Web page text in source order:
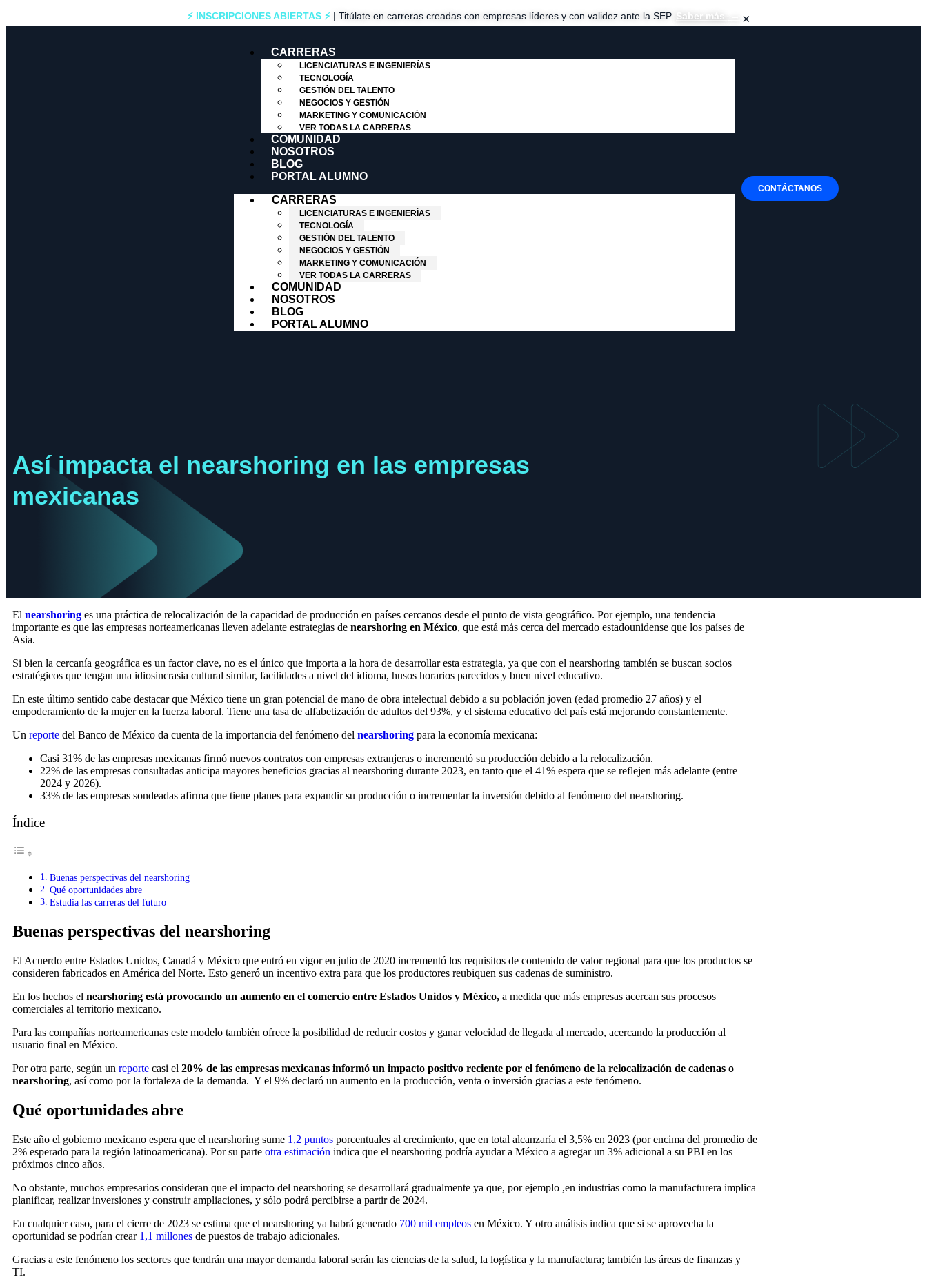
⚡ INSCRIPCIONES ABIERTAS ⚡ | Titúlate en carreras creadas con empresas líderes y con validez ante la SEP. Saber más ×
CARRERAS
LICENCIATURAS E INGENIERÍAS
TECNOLOGÍA
GESTIÓN DEL TALENTO
NEGOCIOS Y GESTIÓN
MARKETING Y COMUNICACIÓN
VER TODAS LA CARRERAS
COMUNIDAD
NOSOTROS
BLOG
PORTAL ALUMNO
CARRERAS
LICENCIATURAS E INGENIERÍAS
TECNOLOGÍA
GESTIÓN DEL TALENTO
NEGOCIOS Y GESTIÓN
MARKETING Y COMUNICACIÓN
VER TODAS LA CARRERAS
COMUNIDAD
NOSOTROS
BLOG
PORTAL ALUMNO
CONTÁCTANOS
Así impacta el nearshoring en las empresas
mexicanas
El nearshoring es una práctica de relocalización de la capacidad de producción en países cercanos desde el punto de vista geográfico. Por ejemplo, una tendencia
importante es que las empresas norteamericanas lleven adelante estrategias de nearshoring en México, que está más cerca del mercado estadounidense que los países de
Asia.
Si bien la cercanía geográfica es un factor clave, no es el único que importa a la hora de desarrollar esta estrategia, ya que con el nearshoring también se buscan socios
estratégicos que tengan una idiosincrasia cultural similar, facilidades a nivel del idioma, husos horarios parecidos y buen nivel educativo.
En este último sentido cabe destacar que México tiene un gran potencial de mano de obra intelectual debido a su población joven (edad promedio 27 años) y el
empoderamiento de la mujer en la fuerza laboral. Tiene una tasa de alfabetización de adultos del 93%, y el sistema educativo del país está mejorando constantemente.
Un reporte del Banco de México da cuenta de la importancia del fenómeno del nearshoring para la economía mexicana:
Casi 31% de las empresas mexicanas firmó nuevos contratos con empresas extranjeras o incrementó su producción debido a la relocalización.
22% de las empresas consultadas anticipa mayores beneficios gracias al nearshoring durante 2023, en tanto que el 41% espera que se reflejen más adelante (entre
2024 y 2026).
33% de las empresas sondeadas afirma que tiene planes para expandir su producción o incrementar la inversión debido al fenómeno del nearshoring.
Índice
Buenas perspectivas del nearshoring
Qué oportunidades abre
Estudia las carreras del futuro
Buenas perspectivas del nearshoring
El Acuerdo entre Estados Unidos, Canadá y México que entró en vigor en julio de 2020 incrementó los requisitos de contenido de valor regional para que los productos se
consideren fabricados en América del Norte. Esto generó un incentivo extra para que los productores reubiquen sus cadenas de suministro.
En los hechos el nearshoring está provocando un aumento en el comercio entre Estados Unidos y México, a medida que más empresas acercan sus procesos
comerciales al territorio mexicano.
Para las compañías norteamericanas este modelo también ofrece la posibilidad de reducir costos y ganar velocidad de llegada al mercado, acercando la producción al
usuario final en México.
Por otra parte, según un reporte casi el 20% de las empresas mexicanas informó un impacto positivo reciente por el fenómeno de la relocalización de cadenas o
nearshoring, así como por la fortaleza de la demanda. Y el 9% declaró un aumento en la producción, venta o inversión gracias a este fenómeno.
Qué oportunidades abre
Este año el gobierno mexicano espera que el nearshoring sume 1,2 puntos porcentuales al crecimiento, que en total alcanzaría el 3,5% en 2023 (por encima del promedio de
2% esperado para la región latinoamericana). Por su parte otra estimación indica que el nearshoring podría ayudar a México a agregar un 3% adicional a su PBI en los
próximos cinco años.
No obstante, muchos empresarios consideran que el impacto del nearshoring se desarrollará gradualmente ya que, por ejemplo ,en industrias como la manufacturera implica
planificar, realizar inversiones y construir ampliaciones, y sólo podrá percibirse a partir de 2024.
En cualquier caso, para el cierre de 2023 se estima que el nearshoring ya habrá generado 700 mil empleos en México. Y otro análisis indica que si se aprovecha la
oportunidad se podrían crear 1,1 millones de puestos de trabajo adicionales.
Gracias a este fenómeno los sectores que tendrán una mayor demanda laboral serán las ciencias de la salud, la logística y la manufactura; también las áreas de finanzas y
TI.